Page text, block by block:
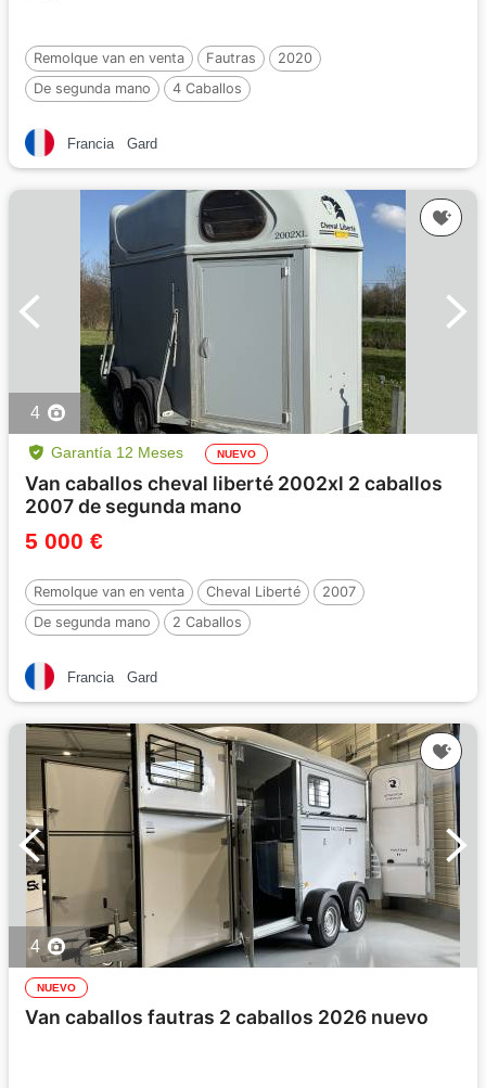
Remolque van en venta Fautras
2020
De segunda mano
4 Caballos
Francia Gard
4
Garantía 12 Meses NUEVO
Van caballos cheval liberté 2002xl 2 caballos
2007 de segunda mano
5 000 €
Remolque van en venta Cheval Liberté
2007
De segunda mano
2 Caballos
Francia Gard
4
NUEVO
Van caballos fautras 2 caballos 2026 nuevo